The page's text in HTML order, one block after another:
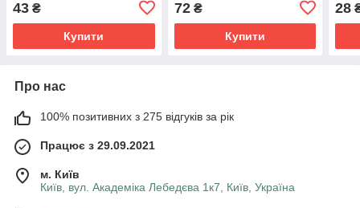
р.
43 ₴
Купити
72₴
Купити
28
Про нас
100% позитивних з 275 відгуків за рік
Працює з 29.09.2021
м. Київ
Київ, вул. Академіка Лебедєва 1к7, Київ, Україна